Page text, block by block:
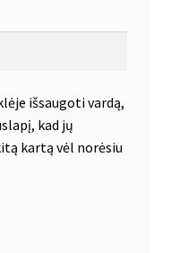
išsaugoti vardą,
kad jų
kartą vėl norėsiu